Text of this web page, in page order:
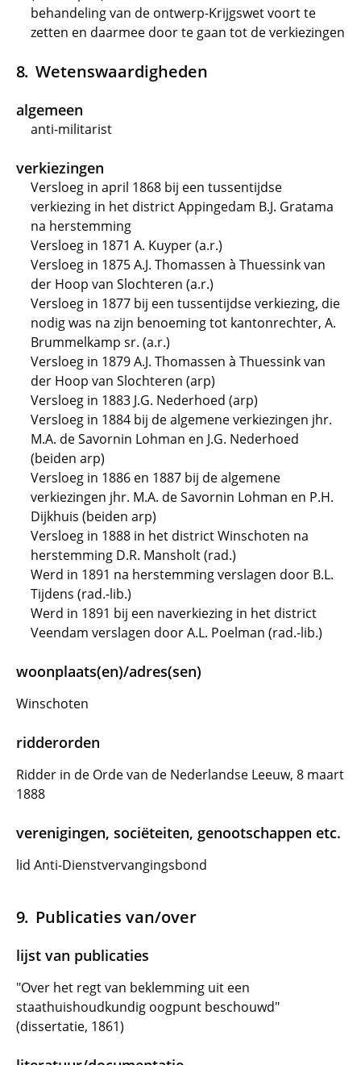
behandeling van de ontwerp-Krijgswet voort te
zetten en daarmee door te gaan tot de verkiezingen
Wetenswaardigheden
algemeen
anti-militarist
verkiezingen
Versloeg in april 1868 bij een tussentijdse
verkiezing in het district Appingedam B.J. Gratama
na herstemming
Versloeg in 1871 A. Kuyper (a.r.)
Versloeg in 1875 A.J. Thomassen à Thuessink van
der Hoop van Slochteren (a.r.)
Versloeg in 1877 bij een tussentijdse verkiezing, die
nodig was na zijn benoeming tot kantonrechter, A.
Brummelkamp sr. (a.r.)
Versloeg in 1879 A.J. Thomassen à Thuessink van
der Hoop van Slochteren (arp)
Versloeg in 1883 J.G. Nederhoed (arp)
Versloeg in 1884 bij de algemene verkiezingen jhr.
M.A. de Savornin Lohman en J.G. Nederhoed
(beiden arp)
Versloeg in 1886 en 1887 bij de algemene
verkiezingen jhr. M.A. de Savornin Lohman en P.H.
Dijkhuis (beiden arp)
Versloeg in 1888 in het district Winschoten na
herstemming D.R. Mansholt (rad.)
Werd in 1891 na herstemming verslagen door B.L.
Tijdens (rad.-lib.)
Werd in 1891 bij een naverkiezing in het district
Veendam verslagen door A.L. Poelman (rad.-lib.)
woonplaats(en)/adres(sen)
Winschoten
ridderorden
Ridder in de Orde van de Nederlandse Leeuw, 8 maart
1888
verenigingen, sociëteiten, genootschappen etc.
lid Anti-Dienstvervangingsbond
Publicaties van/over
lijst van publicaties
"Over het regt van beklemming uit een
staathuishoudkundig oogpunt beschouwd"
(dissertatie, 1861)